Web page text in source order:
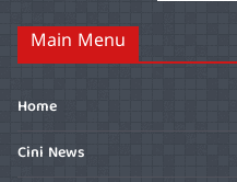
Main Menu
Home
Cini News